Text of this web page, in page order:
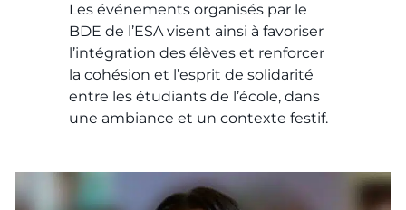
Les événements organisés par le
BDE de l’ESA visent ainsi à favoriser
l’intégration des élèves et renforcer
la cohésion et l’esprit de solidarité
entre les étudiants de l’école, dans
une ambiance et un contexte festif.